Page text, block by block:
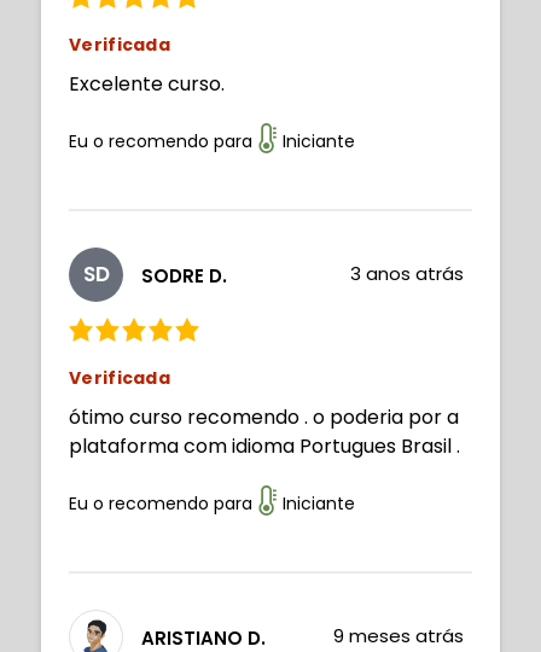
Verificada
Excelente curso.
Eu o recomendo para Iniciante
SD SODRE D. 3 anos atrás
Verificada
ótimo curso recomendo . o poderia por a
plataforma com idioma Portugues Brasil .
Eu o recomendo para Iniciante
ARISTIANO D. 9 meses atrás